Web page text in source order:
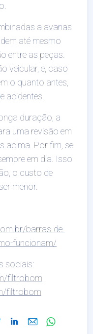
a avarias
até mesmo
entre as peças.
veicular, e, caso
o quanto antes,
acidentes.
duração, a
uma revisão em
acima. Por fim, se
em dia. Isso
o custo de
menor.
barras-de-
funcionam/
sociais:
filtrobom
filtrobom